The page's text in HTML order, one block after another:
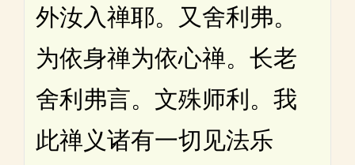
外汝入禅耶。又舍利弗。
为依身禅为依心禅。长老
舍利弗言。文殊师利。我
此禅义诸有一切见法乐